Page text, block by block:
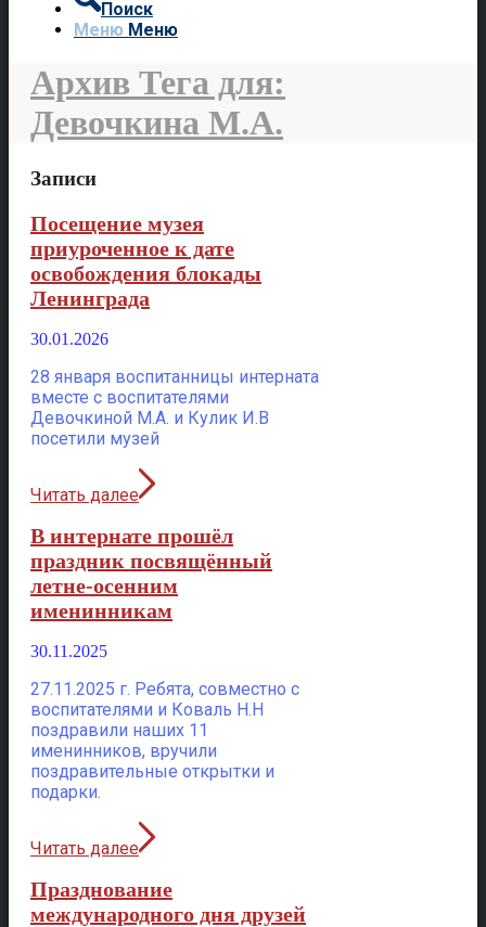
Поиск
Меню Меню
Архив Тега для:
Девочкина М.А.
Записи
Посещение музея
приуроченное к дате
освобождения блокады
Ленинграда
30.01.2026
28 января воспитанницы интерната
вместе с воспитателями
Девочкиной М.А. и Кулик И.В
посетили музей
Читать далее
В интернате прошёл
праздник посвящённый
летне-осенним
именинникам
30.11.2025
27.11.2025 г. Ребята, совместно с
воспитателями и Коваль Н.Н
поздравили наших 11
именинников, вручили
поздравительные открытки и
подарки.
Читать далее
Празднование
международного дня друзей